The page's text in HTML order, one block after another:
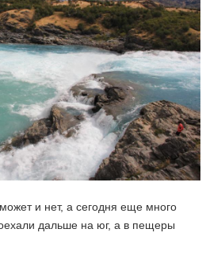
и нет, а сегодня еще много
дальше на юг, а в пещеры